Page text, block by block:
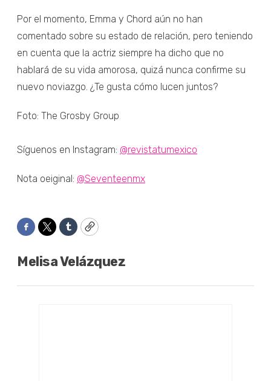
Por el momento, Emma y Chord aún no han
comentado sobre su estado de relación, pero teniendo
en cuenta que la actriz siempre ha dicho que no
hablará de su vida amorosa, quizá nunca confirme su
nuevo noviazgo. ¿Te gusta cómo lucen juntos?
Foto: The Grosby Group
Síguenos en Instagram: @revistatumexico
Nota oeiginal: @Seventeenmx
Facebook
TwitterTumblrCopy
Melisa Velázquez